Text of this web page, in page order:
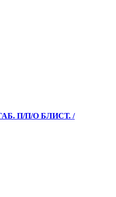
П/П/О БЛИСТ. /